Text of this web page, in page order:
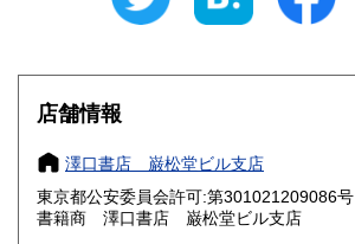
430円
大阪府
奈良県 430円
鳥取県 430円 島根県
店舗情報
澤口書店 巌松堂ビル支店
東京都公安委員会許可:第301021209086号
書籍商 澤口書店 巌松堂ビル支店